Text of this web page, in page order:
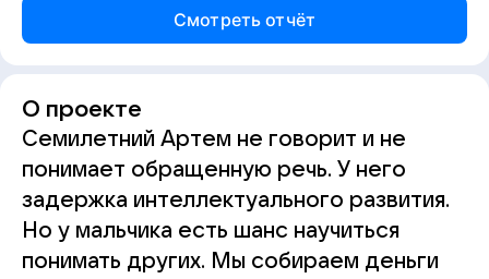
Смотреть отчёт
О проекте
Семилетний Артем не говорит и не
понимает обращенную речь. У него
задержка интеллектуального развития.
Но у мальчика есть шанс научиться
понимать других. Мы собираем деньги